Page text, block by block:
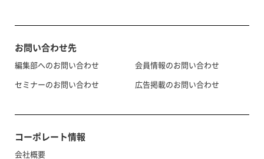
お問い合わせ先
編集部へのお問い合わせ
セミナーのお問い合わせ
会員情報のお問い合わせ
広告掲載のお問い合わせ
コーポレート情報
会社概要